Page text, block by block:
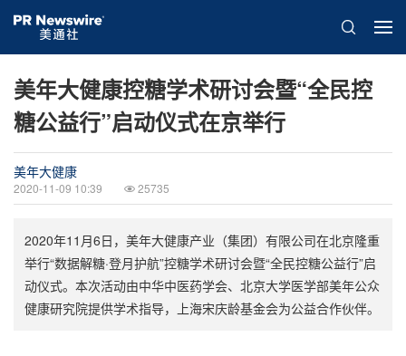
美年大健康控糖学术研讨会暨“全民控
糖公益行”启动仪式在京举行
美年大健康
2020-11-09 10:39 25735
2020年11月6日，美年大健康产业（集团）有限公司在北京隆重
举行“数据解糖·登月护航”控糖学术研讨会暨“全民控糖公益行”启
动仪式。本次活动由中华中医药学会、北京大学医学部美年公众
健康研究院提供学术指导，上海宋庆龄基金会为公益合作伙伴。